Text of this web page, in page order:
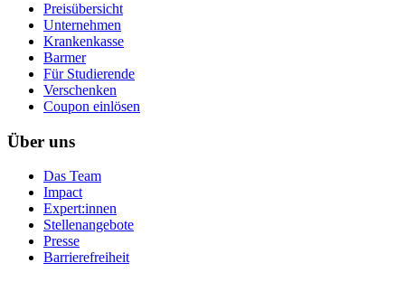
Preisübersicht
Unternehmen
Krankenkasse
Barmer
Für Studierende
Ver­schen­ken
Coupon einlösen
Über uns
Das Team
Impact
Expert:innen
Stellenangebote
Presse
Barrierefreiheit